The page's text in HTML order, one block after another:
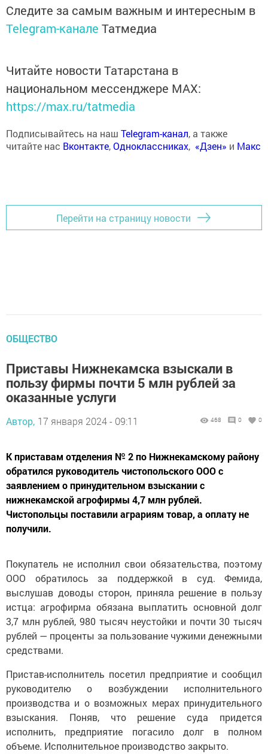
Следите за самым важным и интересным в
Telegram-канале Татмедиа
Читайте новости Татарстана в
национальном мессенджере MАХ:
https://max.ru/tatmedia
Подписывайтесь на наш Telegram-канал, а также
читайте нас Вконтакте,Одноклассниках, «Дзен» и Макс
Перейти на страницу новости
ОБЩЕСТВО
Приставы Нижнекамска взыскали в
пользу фирмы почти 5 млн рублей за
оказанные услуги
Автор, 17 января 2024 - 09:11 468 0 0
К приставам отделения № 2 по Нижнекамскому району
обратился руководитель чистопольского ООО с
заявлением о принудительном взыскании с
нижнекамской агрофирмы 4,7 млн рублей.
Чистопольцы поставили аграриям товар, а оплату не
получили.
Покупатель не исполнил свои обязательства, поэтому
ООО обратилось за поддержкой в суд. Фемида,
выслушав доводы сторон, приняла решение в пользу
истца: агрофирма обязана выплатить основной долг
3,7 млн рублей, 980 тысяч неустойки и почти 30 тысяч
рублей — проценты за пользование чужими денежными
средствами.
Пристав-исполнитель посетил предприятие и сообщил
руководителю о возбуждении исполнительного
производства и о возможных мерах принудительного
взыскания. Поняв, что решение суда придется
исполнить, предприятие погасило долг в полном
объеме. Исполнительное производство закрыто.